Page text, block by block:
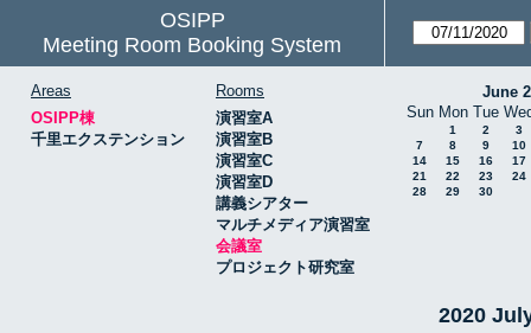
OSIPP
Meeting Room Booking System
Areas
OSIPP棟
千里エクステンション
Rooms
演習室A
演習室B
演習室C
演習室D
講義シアター
マルチメディア演習室
会議室
プロジェクト研究室
June
Sun Mon Tue
1 2
3
7
8 9
10
14
15 16
17
21
22 23
24
28
29 30
2020